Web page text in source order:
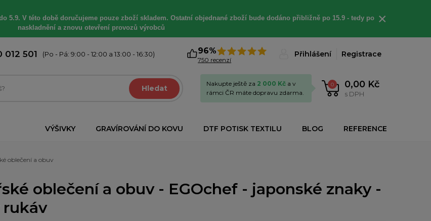
5.9. V této době doručujeme pouze zboží skladem. Ostatní objednané zboží bude dodáno přibližně po 15.9 - tedy po
naskladnění a znovu otevření provozů výrobců
×
012 501 (Po - Pá: 9:00 - 12:00 a 13:00 - 16:30) 96%
750 recenzí
Přihlášení Registrace
Hledat 0 0,00 Kč
s DPH
Nakupte ještě za 2 000 Kč a v
rámci ČR máte dopravu zdarma.
VÝŠIVKY GRAVÍROVÁNÍ DO KOVU DTF POTISK TEXTILU BLOG REFERENCE
oblečení a obuv
oblečení a obuv - EGOchef - japonské znaky -